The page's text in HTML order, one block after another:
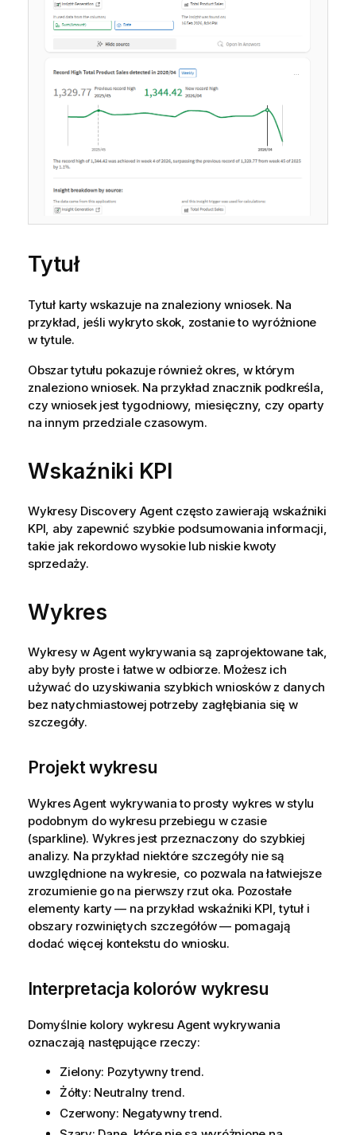
Tytuł
Tytuł karty wskazuje na znaleziony wniosek. Na
przykład, jeśli wykryto skok, zostanie to wyróżnione
w tytule.
Obszar tytułu pokazuje również okres, w którym
znaleziono wniosek. Na przykład znacznik podkreśla,
czy wniosek jest tygodniowy, miesięczny, czy oparty
na innym przedziale czasowym.
Wskaźniki KPI
Wykresy Discovery Agent często zawierają wskaźniki
KPI, aby zapewnić szybkie podsumowania informacji,
takie jak rekordowo wysokie lub niskie kwoty
sprzedaży.
Wykres
Wykresy w Agent wykrywania są zaprojektowane tak,
aby były proste i łatwe w odbiorze. Możesz ich
używać do uzyskiwania szybkich wniosków z danych
bez natychmiastowej potrzeby zagłębiania się w
szczegóły.
Projekt wykresu
WykresAgent wykrywaniato prosty wykres w stylu
podobnym do wykresu przebiegu w czasie
(sparkline). Wykres jest przeznaczony do szybkiej
analizy. Na przykład niektóre szczegóły nie są
uwzględnione na wykresie, co pozwala na łatwiejsze
zrozumienie go na pierwszy rzut oka. Pozostałe
elementy karty — na przykład wskaźniki KPI, tytuł i
obszary rozwiniętych szczegółów — pomagają
dodać więcej kontekstu do wniosku.
Interpretacja kolorów wykresu
Domyślnie kolory wykresu Agent wykrywania
oznaczają następujące rzeczy:
Zielony: Pozytywny trend.
Żółty: Neutralny trend.
Czerwony: Negatywny trend.